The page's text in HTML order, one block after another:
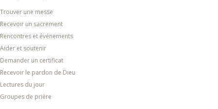
Trouver une messe
Recevoir un sacrement
Rencontres et événements
Aider et soutenir
Demander un certificat
Recevoir le pardon de Dieu
Lectures du jour
Groupes de prière